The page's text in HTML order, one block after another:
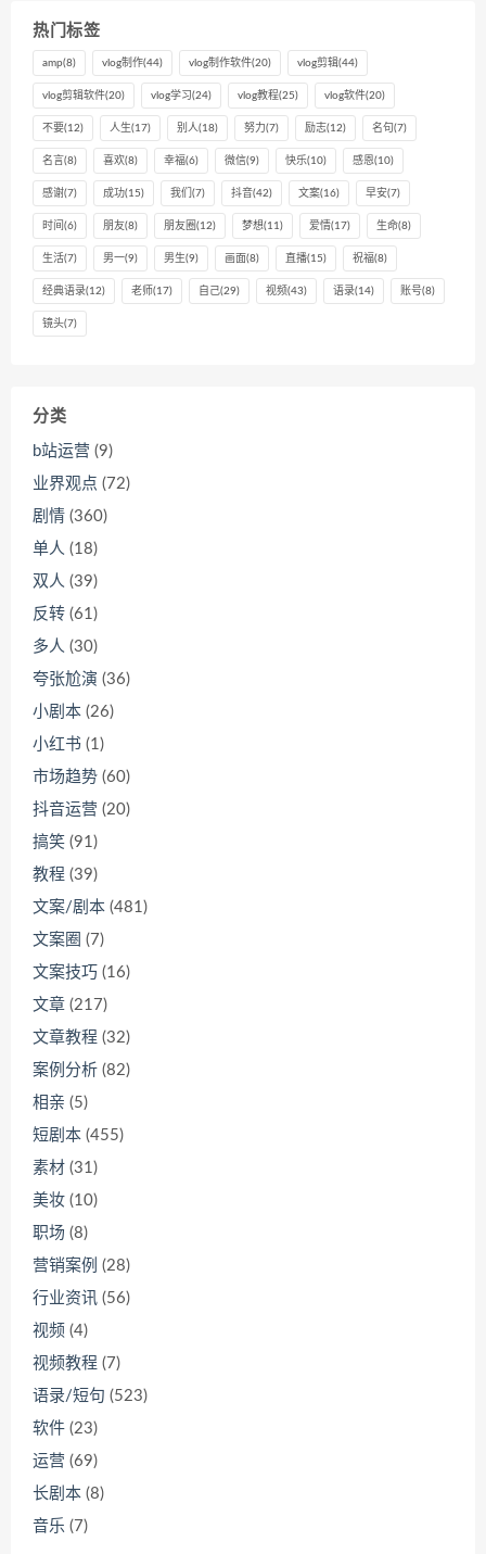
热门标签
amp(8) vlog制作(44) vlog制作软件(20) vlog剪辑(44)
vlog剪辑软件(20) vlog学习(24) vlog教程(25) vlog软件(20)
不要(12) 人生(17) 别人(18) 努力(7) 励志(12) 名句(7)
名言 (8) 喜欢(8) 幸福(6) 微信(9) 快乐(10) 感恩(10)
感谢(7) 成功(15) 我们 (7) 抖音(42) 文案(16) 早安(7)
时间 (6) 朋友(8) 朋友圈 (12) 梦想(11) 爱情(17) 生命(8)
生活(7) 男一(9) 男生(9) 画面(8) 直播(15) 祝福(8)
经典语录(12) 老师(17) 自己(29) 视频(43) 语录(14) 账号(8)
镜头(7)
分类
b站运营 (9)
业界观点 (72)
剧情 (360)
单人 (18)
双人 (39)
反转 (61)
多人 (30)
夸张尬演 (36)
小剧本 (26)
小红书 (1)
市场趋势 (60)
抖音运营 (20)
搞笑 (91)
教程 (39)
文案/剧本 (481)
文案圈 (7)
文案技巧 (16)
文章 (217)
文章教程 (32)
案例分析 (82)
相亲 (5)
短剧本 (455)
素材 (31)
美妆 (10)
职场 (8)
营销案例 (28)
行业资讯 (56)
视频 (4)
视频教程 (7)
语录/短句 (523)
软件 (23)
运营 (69)
长剧本 (8)
音乐 (7)